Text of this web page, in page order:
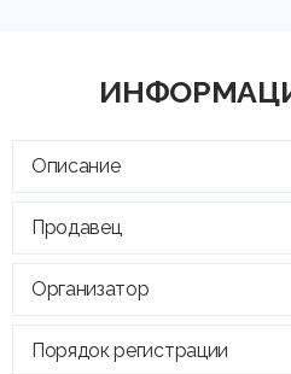
Описание
Продавец
Организатор
Порядок регистрации